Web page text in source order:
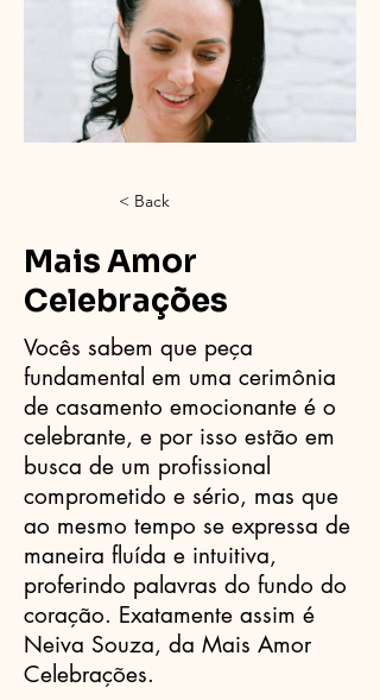
< Back
Mais Amor
Celebrações
Vocês sabem que peça
fundamental em uma cerimônia
de casamento emocionante é o
celebrante, e por isso estão em
busca de um profissional
comprometido e sério, mas que
ao mesmo tempo se expressa de
maneira fluída e intuitiva,
proferindo palavras do fundo do
coração. Exatamente assim é
Neiva Souza, da Mais Amor
Celebrações.